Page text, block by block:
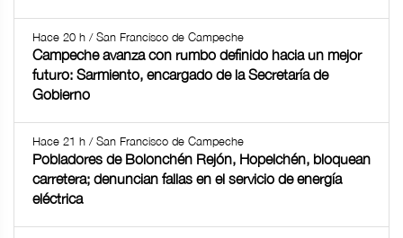
Hace 20 h / San Francisco de Campeche
Campeche avanza con rumbo definido hacia un mejor
futuro: Sarmiento, encargado de la Secretaría de
Gobierno
Hace 21 h / San Francisco de Campeche
Pobladores de Bolonchén Rejón, Hopelchén, bloquean
carretera; denuncian fallas en el servicio de energía
eléctrica